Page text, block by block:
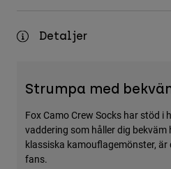
All Accessories
Hats & Caps
Detaljer
Strumpa med
Fox Camo Crew Socks har stöd
vaddering som håller dig bekväm
klassiska kamouflagemönster,
fans.